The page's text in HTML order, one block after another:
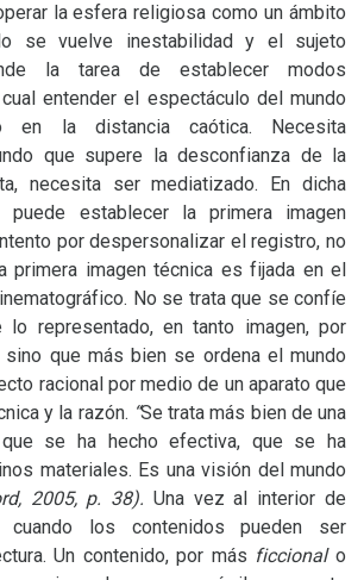
la esfera religiosa como un ámbito
se vuelve inestabilidad y el sujeto
la tarea de establecer modos
entender el espectáculo del mundo
en la distancia caótica. Necesita
que supere la desconfianza de la
necesita ser mediatizado. En dicha
puede establecer la primera imagen
por despersonalizar el registro, no
primera imagen técnica es fijada en el
No se trata que se confíe
lo representado, en tanto imagen, por
que más bien se ordena el mundo
racional por medio de un aparato que
y la razón. “Se trata más bien de una
se ha hecho efectiva, que se ha
materiales. Es una visión del mundo
2005, p. 38). Una vez al interior de
los contenidos pueden ser
Un contenido, por más ficcional o